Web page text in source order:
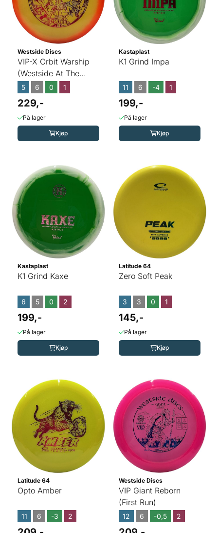
Westside Discs
VIP-X Orbit Warship
(Westside At The
Beach)
5 6 0 1
229,-
På lager
Kjøp
Kastaplast
K1 Grind Impa
11 6 -4 1
199,-
På lager
Kjøp
Kastaplast
K1 Grind Kaxe
6 5 0 2
199,-
På lager
Kjøp
Latitude 64
Zero Soft Peak
3 3 0 1
145,-
På lager
Kjøp
Latitude 64
Opto Amber
11 6 -3 2
Westside Discs
VIP Giant Reborn
(First Run)
12 6 -0,5 2